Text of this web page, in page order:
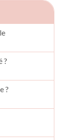
?
?